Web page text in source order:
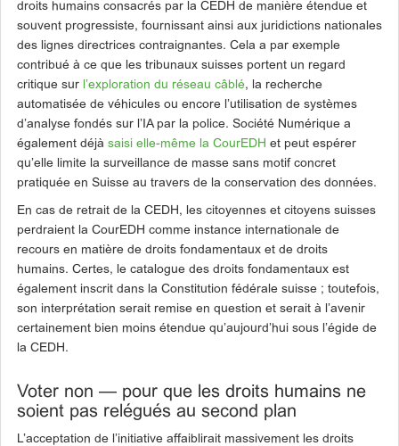
droits humains consacrés par la CEDH de manière étendue et
souvent progressiste, fournissant ainsi aux juridictions nationales
des lignes directrices contraignantes. Cela a par exemple
contribué à ce que les tribunaux suisses portent un regard
critique sur
l’exploration du réseau câblé, la recherche
automatisée de véhicules ou encore l’utilisation de systèmes
d’analyse fondés sur l’IA par la police. Société Numérique a
également déjà saisi elle-même la CourEDH et peut espérer
qu’elle limite la surveillance de masse sans motif concret
pratiquée en Suisse au travers de la conservation des données.
En cas de retrait de la CEDH, les citoyennes et citoyens suisses
perdraient la CourEDH comme instance internationale de
recours en matière de droits fondamentaux et de droits
humains. Certes, le catalogue des droits fondamentaux est
également inscrit dans la Constitution fédérale suisse ; toutefois,
son interprétation serait remise en question et serait à l’avenir
certainement bien moins étendue qu’aujourd’hui sous l’égide de
la CEDH.
Voter non — pour que les droits humains ne
soient pas relégués au second plan
L’acceptation de l’initiative affaiblirait massivement les droits